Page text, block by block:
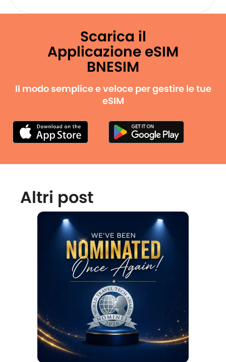
Scarica il
Applicazione eSIM
BNESIM
Il modo semplice e veloce per gestire le tue
eSIM
Altri post